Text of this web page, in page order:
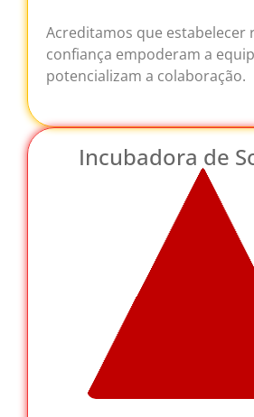
Acreditamos que estabelecer
confiança empoderam a
potencializam a colaboração.
Incubadora de